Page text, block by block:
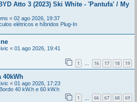
Atto 3 (2023) Ski White - 'Pantufa' / My
« 02 ago 2026, 19:37
elétricos e híbridos Plug-In
« 01 ago 2026, 19:41
1 ... 16 17 18 19
40kWh
« 01 ago 2026, 17:23
40 kW.h e 60 kW.h
1 66 67 68 69